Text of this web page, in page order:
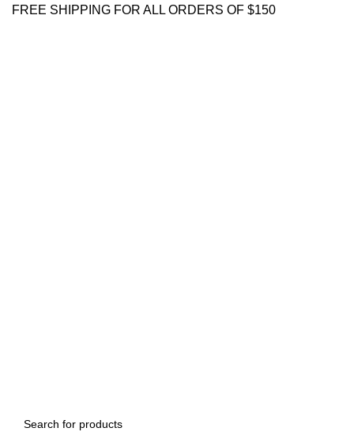
FREE SHIPPING FOR ALL ORDERS OF $150